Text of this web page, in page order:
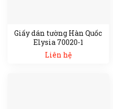
Giấy dán tường Hàn Quốc
Elysia 70020-1
Liên hệ